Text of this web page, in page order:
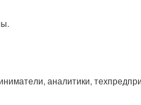
аналитики,